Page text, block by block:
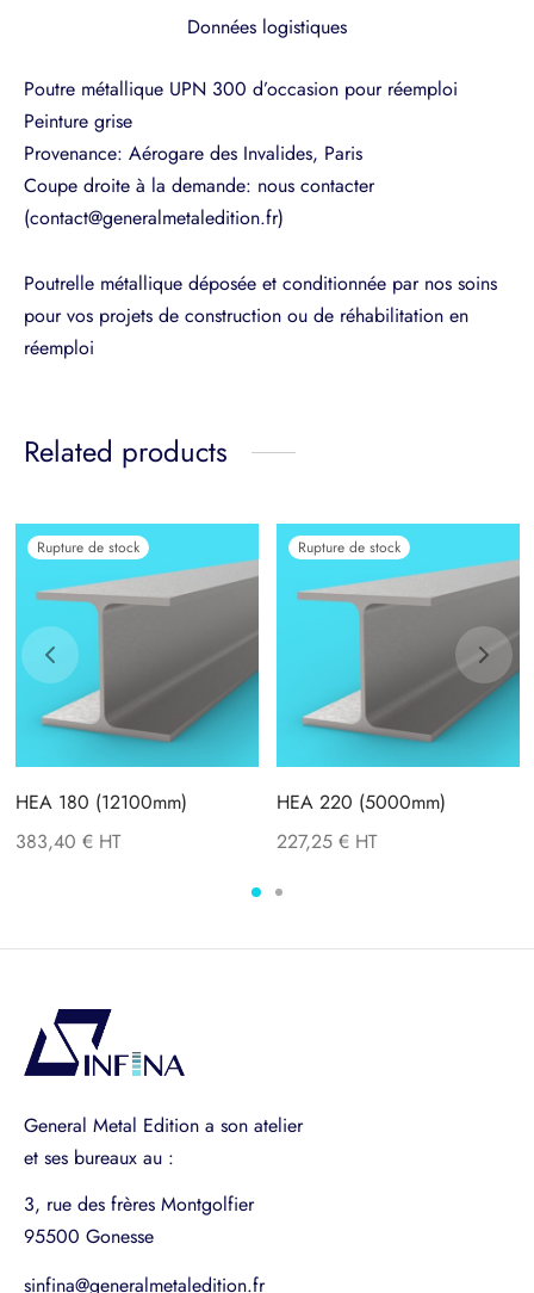
Données logistiques
Poutre métallique UPN 300 d’occasion pour réemploi
Peinture grise
Provenance: Aérogare des Invalides, Paris
Coupe droite à la demande: nous contacter
(contact@generalmetaledition.fr)
Poutrelle métallique déposée et conditionnée par nos soins
pour vos projets de construction ou de réhabilitation en
réemploi
Related products
Rupture de stock
HEA 180 (12100mm)
383,40 €
Rupture de stock
HEA 220 (5000mm)
227,25 €
General Metal Edition a son atelier
et ses bureaux au :
3, rue des frères Montgolfier
95500 Gonesse
sinfina@generalmetaledition.fr